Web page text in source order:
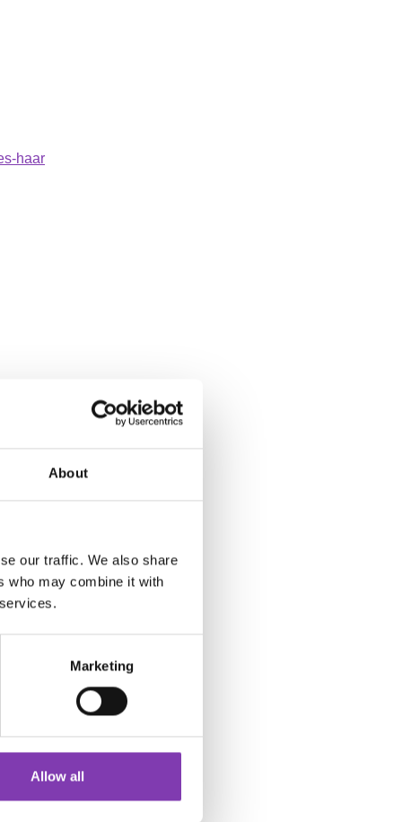
About
our traffic. We also share
who may combine it with
Marketing
Allow all
haar